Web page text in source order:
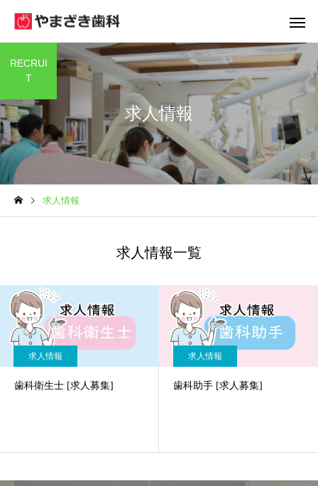
コミュニケーション 往診(訪問
求人情報
RECRUI
T
求人情報
求人情報一覧
求人情報
歯科衛生士 [求人募集]
求人情報
歯科助手 [求人募集]